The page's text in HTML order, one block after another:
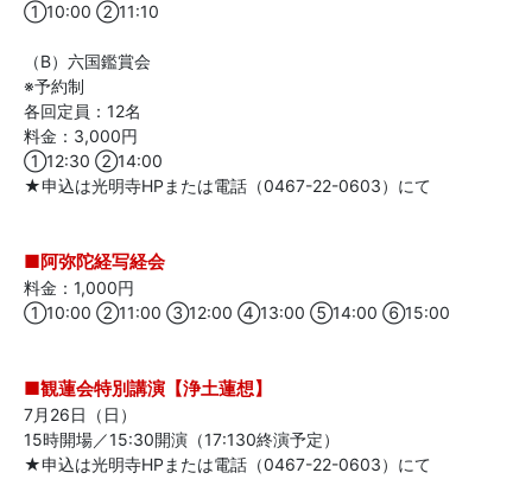
①10:00 ②11:10
（B）六国鑑賞会
※予約制
各回定員：12名
料金：3,000円
①12:30 ②14:00
★申込は光明寺HPまたは電話（0467-22-0603）にて
■阿弥陀経写経会
料金：1,000円
①10:00 ②11:00 ③12:00 ④13:00 ⑤14:00 ⑥15:00
■観蓮会特別講演【浄土蓮想】
7月26日（日）
15時開場／15:30開演（17:130終演予定）
★申込は光明寺HPまたは電話（0467-22-0603）にて